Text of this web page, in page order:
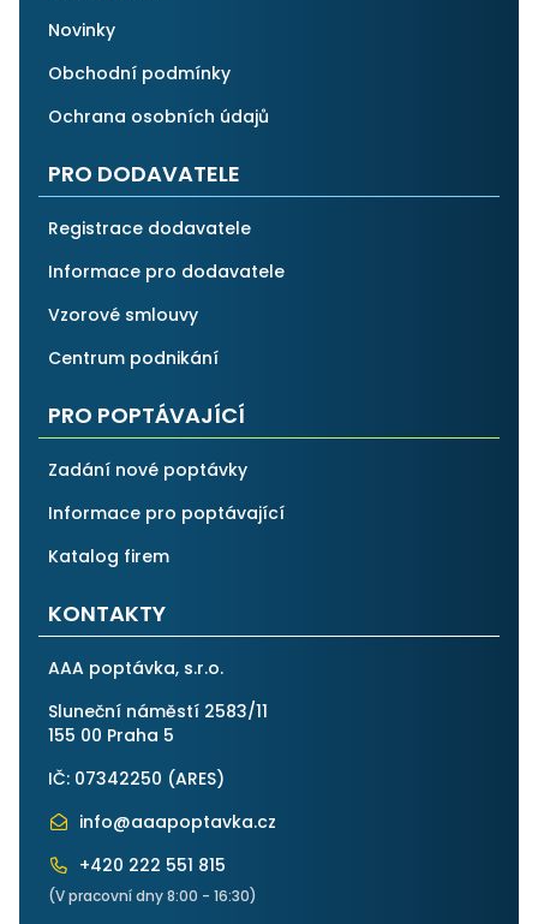
Novinky
Obchodní podmínky
Ochrana osobních údajů
PRO DODAVATELE
Registrace dodavatele
Informace pro dodavatele
Vzorové smlouvy
Centrum podnikání
PRO POPTÁVAJÍCÍ
Zadání nové poptávky
Informace pro poptávající
Katalog firem
KONTAKTY
AAA poptávka, s.r.o.
Sluneční náměstí 2583/11
155 00 Praha 5
IČ: 07342250 (ARES)
info@aaapoptavka.cz
+420 222 551 815
(V pracovní dny 8:00 - 16:30)